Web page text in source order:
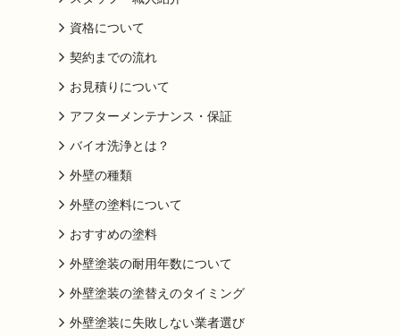
資格について
契約までの流れ
お見積りについて
アフターメンテナンス・保証
バイオ洗浄とは？
外壁の種類
外壁の塗料について
おすすめの塗料
外壁塗装の耐用年数について
外壁塗装の塗替えのタイミング
外壁塗装に失敗しない業者選び